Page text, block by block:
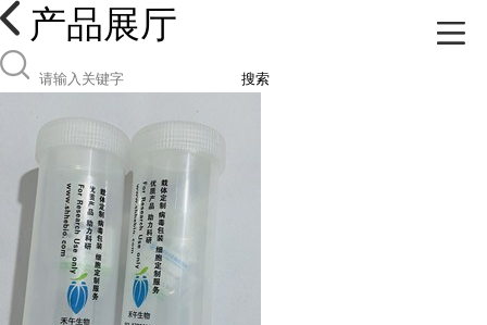
产品展厅
搜索